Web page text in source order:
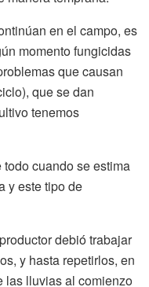
en el campo, es
momento fungicidas
que causan
que se dan
tenemos
cuando se estima
y este tipo de
debió trabajar
y hasta repetirlos, en
las lluvias al comienzo